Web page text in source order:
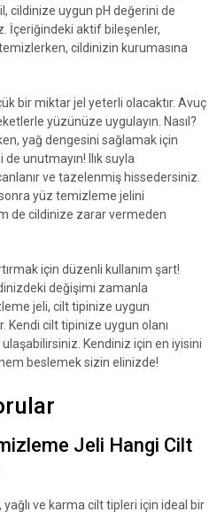
cildinize uygun pH değerini de
İçeriğindeki aktif bileşenler,
cildinizin kurumasına
bir miktar jel yeterli olacaktır. Avuç
yüzünüze uygulayın. Nasıl?
yağ dengesini sağlamak için
unutmayın! Ilık suyla
ve tazelenmiş hissedersiniz.
yüz temizleme jelini
de cildinize zarar vermeden
için düzenli kullanım şart!
değişimi zamanla
jeli, cilt tipinize uygun
Kendi cilt tipinize uygun olanı
Kendiniz için en iyisini
beslemek sizin elinizde!
Jeli Hangi Cilt
ve karma cilt tipleri için ideal bir